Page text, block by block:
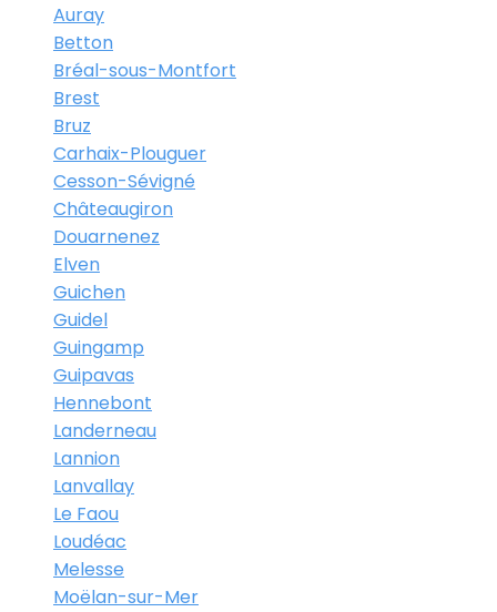
Auray
Betton
Bréal-sous-Montfort
Brest
Bruz
Carhaix-Plouguer
Cesson-Sévigné
Châteaugiron
Douarnenez
Elven
Guichen
Guidel
Guingamp
Guipavas
Hennebont
Landerneau
Lannion
Lanvallay
Le Faou
Loudéac
Melesse
Moëlan-sur-Mer